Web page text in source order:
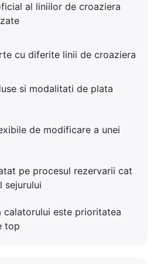
al liniilor de croaziera
cu diferite linii de croaziera
si modalitati de plata
de modificare a unei
pe procesul rezervarii cat
sejurului
calatorului este prioritatea
top